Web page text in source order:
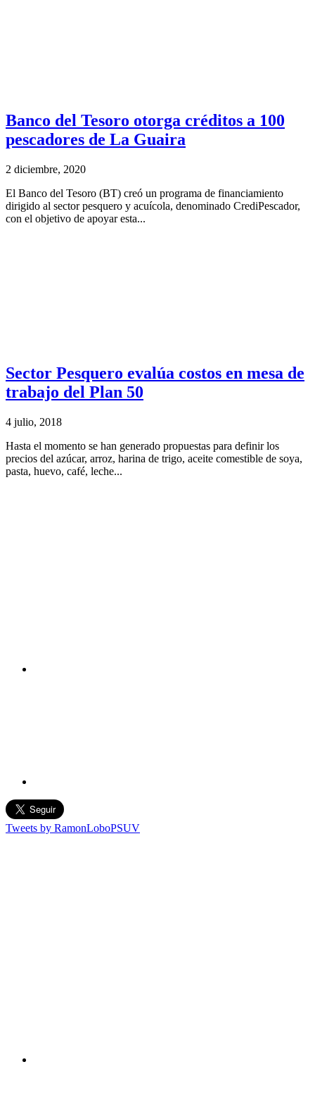
Banco del Tesoro otorga créditos a 100
pescadores de La Guaira
2 diciembre, 2020
El Banco del Tesoro (BT) creó un programa de financiamiento
dirigido al sector pesquero y acuícola, denominado CrediPescador,
con el objetivo de apoyar esta...
Sector Pesquero evalúa costos en mesa de
trabajo del Plan 50
4 julio, 2018
Hasta el momento se han generado propuestas para definir los
precios del azúcar, arroz, harina de trigo, aceite comestible de soya,
pasta, huevo, café, leche...
Tweets by RamonLoboPSUV